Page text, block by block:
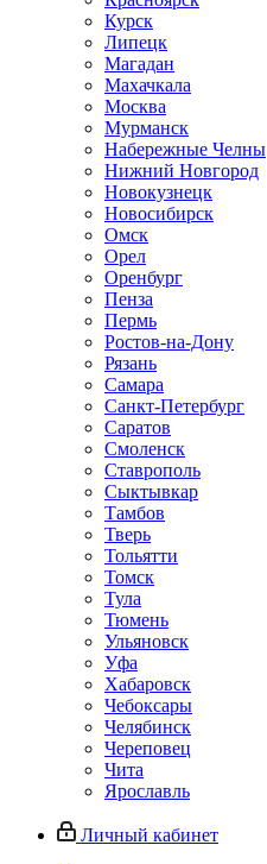
Курск
Липецк
Магадан
Махачкала
Москва
Мурманск
Набережные Челны
Нижний Новгород
Новокузнецк
Новосибирск
Омск
Орел
Оренбург
Пенза
Пермь
Ростов-на-Дону
Рязань
Самара
Санкт-Петербург
Саратов
Смоленск
Ставрополь
Сыктывкар
Тамбов
Тверь
Тольятти
Томск
Тула
Тюмень
Ульяновск
Уфа
Хабаровск
Чебоксары
Челябинск
Череповец
Чита
Ярославль
Личный кабинет